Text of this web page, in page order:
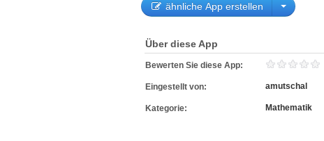
ähnliche App erstellen
Über diese App
Bewerten Sie diese App:
Eingestellt von: amutschal
Kategorie: Mathematik